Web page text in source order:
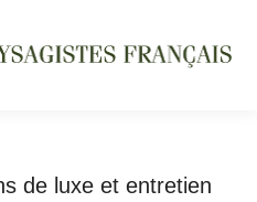
de luxe et entretien